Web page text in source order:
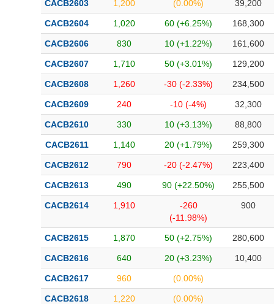
CACB2603 1,200 (0.00%) 39,200
CACB2604 1,020 60 (+6.25%) 168,300
CACB2606 830 10 (+1.22%) 161,600
CACB2607 1,710 50 (+3.01%) 129,200
CACB2608 1,260 -30 (-2.33%) 234,500
CACB2609 240 -10 (-4%) 32,300
CACB2610 330 10 (+3.13%) 88,800
CACB2611 1,140 20 (+1.79%) 259,300
CACB2612 790 -20 (-2.47%) 223,400
CACB2613 490 90 (+22.50%) 255,500
CACB2614 1,910
-260
(-11.98%)
900
CACB2615 1,870 50 (+2.75%) 280,600
CACB2616 640 20 (+3.23%) 10,400
CACB2617 960 (0.00%)
CACB2618 1,220 (0.00%)
Bài viết của tác giả(-)
Báo cáo phân tích (-)
Thuật ngữ(-)
Dịch vụ(-)
Sách tài chính
Công cụ đầu tư
Dữ liệu tài chính